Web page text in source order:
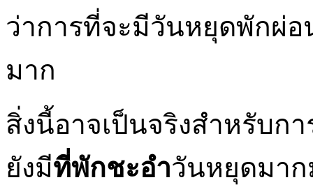
ว่าการที่จะมีวันหยุดพักผ่
มาก
สิ่งนี้อาจเป็นจริงสำหรับก
ยังมีที่พักชะอำวันหยุดมาก